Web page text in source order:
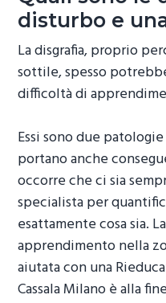
disturbo e
La disgrafia, proprio
sottile, spesso
difficoltà di
Essi sono due
portano anche
occorre che ci sia
specialista per
esattamente cosa sia.
apprendimento nella
aiutata con una
Cassala Milanoè alla